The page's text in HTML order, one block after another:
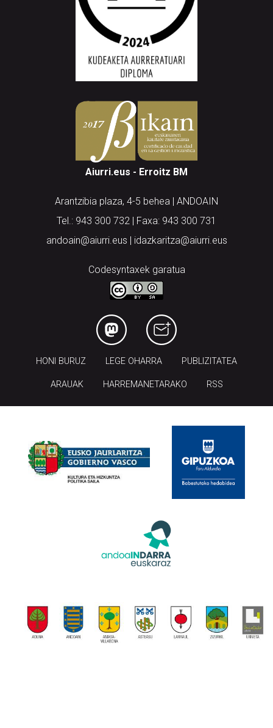
Aiurri.eus - Erroitz BM
Arantzibia plaza, 4-5 behea | ANDOAIN
Tel.: 943 300 732 | Faxa: 943 300 731
andoain@aiurri.eus | idazkaritza@aiurri.eus
Codesyntaxek garatua
HONI BURUZ LEGE OHARRA PUBLIZITATEA
ARAUAK HARREMANETARAKO RSS